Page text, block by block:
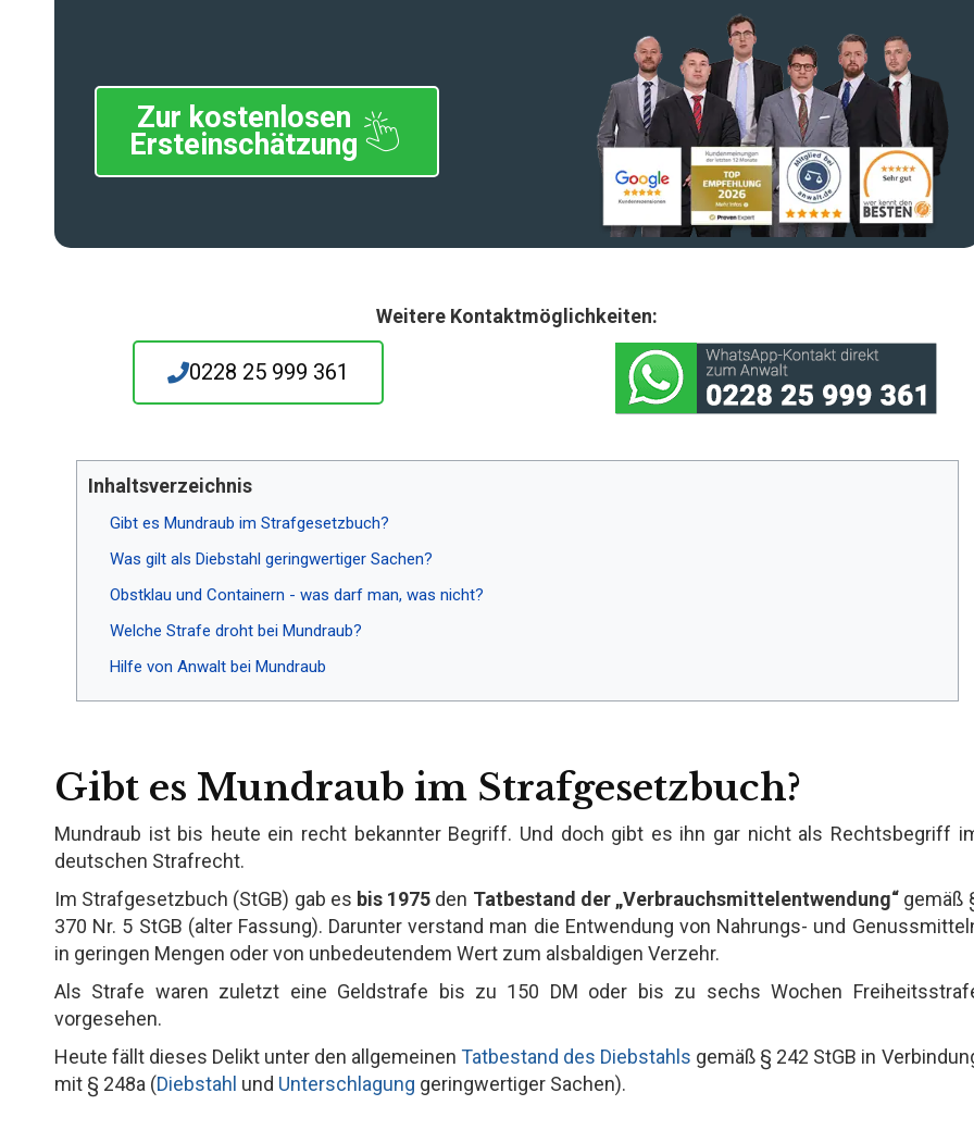
Zur kostenlosen
Ersteinschätzung
Weitere Kontaktmöglichkeiten:
0228 25 999 361
Inhaltsverzeichnis
Gibt es Mundraub im Strafgesetzbuch?
Was gilt als Diebstahl geringwertiger Sachen?
Obstklau und Containern - was darf man, was nicht?
Welche Strafe droht bei Mundraub?
Hilfe von Anwalt bei Mundraub
Gibt es Mundraub im Strafgesetzbuch?
Mundraub ist bis heute ein recht bekannter Begriff. Und doch gibt es ihn gar nicht als Rechtsbegriff
deutschen Strafrecht.
Im Strafgesetzbuch (StGB) gab es bis 1975 den Tatbestand der „Verbrauchsmittelentwendung“ gemäß
370 Nr. 5 StGB (alter Fassung). Darunter verstand man die Entwendung von Nahrungs- und
in geringen Mengen oder von unbedeutendem Wert zum alsbaldigen Verzehr.
Als Strafe waren zuletzt eine Geldstrafe bis zu 150 DM oder bis zu sechs Wochen
vorgesehen.
Heute fällt dieses Delikt unter den allgemeinenTatbestand des Diebstahls gemäß § 242 StGB in
mit § 248a (Diebstahl und Unterschlagung geringwertiger Sachen).